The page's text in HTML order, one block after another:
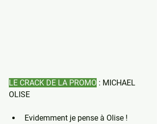
LE CRACK DE LA PROMO : MICHAEL
OLISE
Evidemment je pense à Olise !